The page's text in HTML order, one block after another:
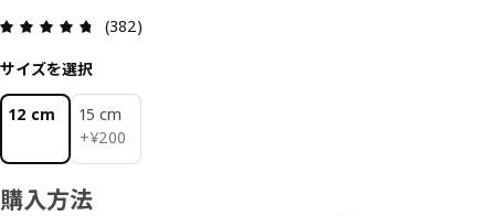
(382)
サイズを選択
12 cm
15 cm
+¥200
¥ 200
購入方法